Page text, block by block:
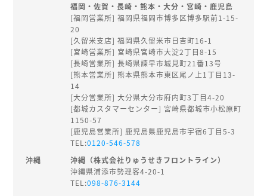
福岡・佐賀・長崎・熊本・大分・宮崎・鹿児島
[福岡営業所] 福岡県福岡市博多区博多駅前1-15-
20
[久留米支店] 福岡県久留米市日吉町16-1
[宮崎営業所] 宮崎県宮崎市大淀2丁目8-15
[長崎営業所] 長崎県諫早市城見町21番13号
[熊本営業所] 熊本県熊本市東区尾ノ上1丁目13-
14
[大分営業所] 大分県大分市府内町3丁目4-20
[都城カスタマーセンター] 宮崎県都城市小松原町
1150-57
[鹿児島営業所] 鹿児島県鹿児島市宇宿6丁目5-3
TEL:0120-546-578
沖縄
沖縄（株式会社りゅうせきフロントライン）
沖縄県浦添市勢理客4-20-1
TEL:098-876-3144